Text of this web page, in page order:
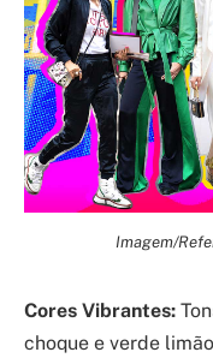
Imagem/
Cores Vibrantes:
choque e verde